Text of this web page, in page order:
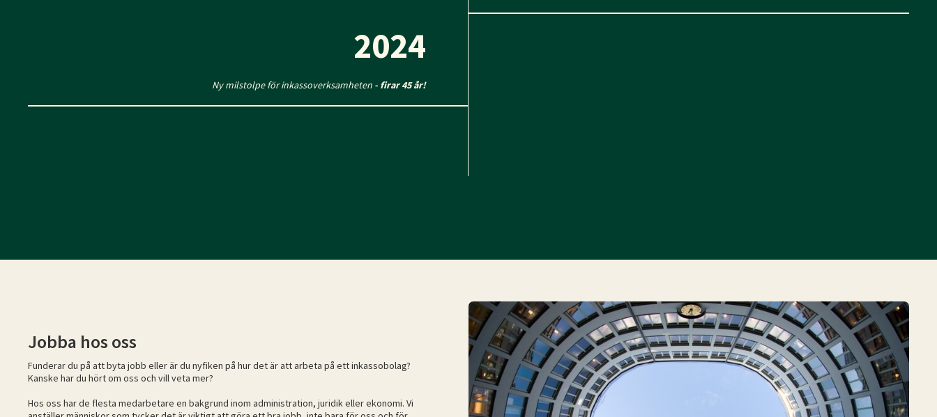
2024
Ny milstolpe för inkassoverksamheten - firar 45 år!
Jobba hos oss
Funderar du på att byta jobb eller är du nyfiken på hur det är att arbeta på ett inkassobolag?
Kanske har du hört om oss och vill veta mer?
Hos oss har de flesta medarbetare en bakgrund inom administration, juridik eller ekonomi. Vi